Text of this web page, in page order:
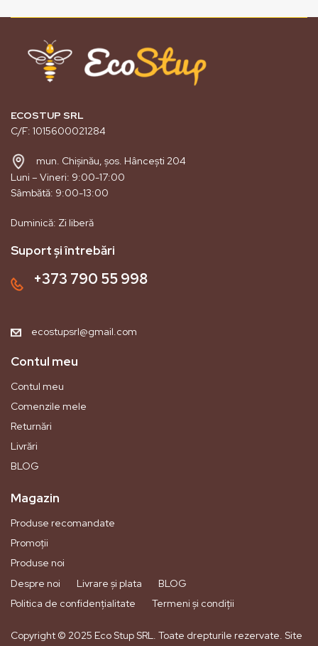
ECOSTUP SRL
C/F: 1015600021284
mun. Chișinău, șos. Hâncești 204
Luni – Vineri: 9:00-17:00
Sâmbătă: 9:00-13:00
Duminică: Zi liberă
Suport și întrebări
+373 790 55 998
ecostupsrl@gmail.com
Contul meu
Contul meu
Comenzile mele
Returnări
Livrări
BLOG
Magazin
Produse recomandate
Promoții
Produse noi
Despre noi
Livrare și plata
BLOG
Politica de confidențialitate
Termeni și condiții
Copyright © 2025 Eco Stup SRL. Toate drepturile rezervate. Site